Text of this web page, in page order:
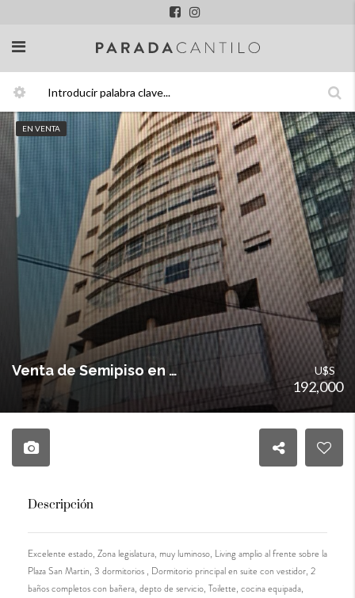
EN VENTA
Venta de Semipiso en La Plata U$S
192,000
Descripción
Excelente estado, Zona legislatura, muy luminoso, Living amplio al frente sobre la
Plaza San Martin, 3 dormitorios , Dormitorio principal en suite con vestidor, 2
baños completos con bañera, depto de servicio, Toilette, cocina equipada,